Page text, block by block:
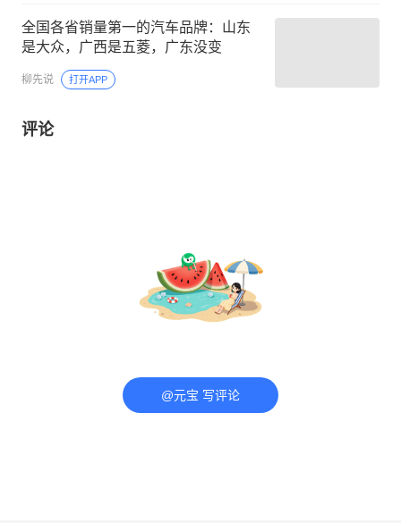
全国各省销量第一的汽车品牌：山东
是大众，广西是五菱，广东没变
柳先说 打开APP
评论
@元宝 写评论